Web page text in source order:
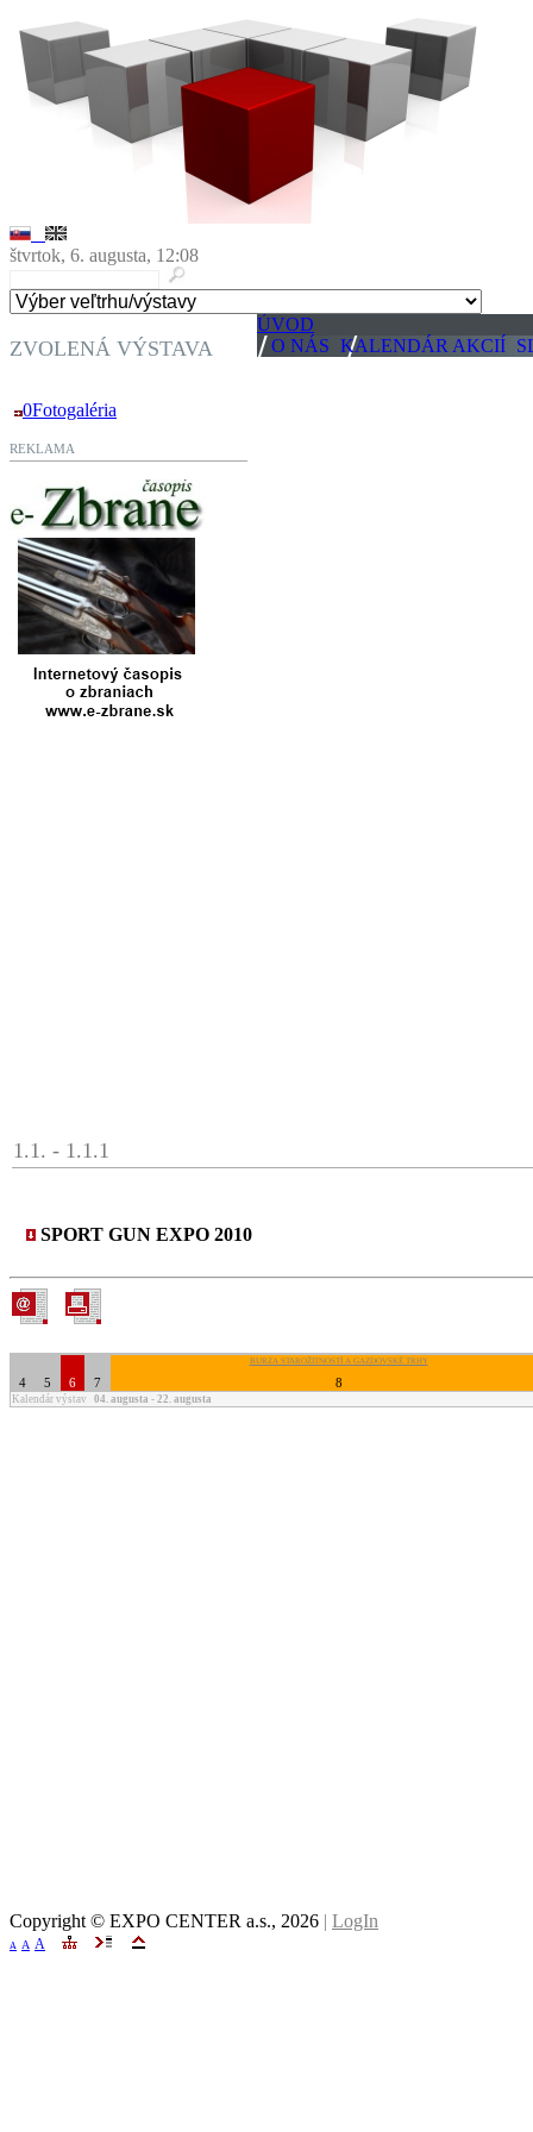
štvrtok, 6. augusta, 12:08
ÚVOD
O NÁS KALENDÁR AKCIÍ
ZVOLENÁ VÝSTAVA
0Fotogaléria
REKLAMA
1.1. - 1.1.1
SPORT GUN EXPO 2010
4 5 6 7
BURZA STAROŽITNOSTÍ A GAZDOVSKÉ TRHY
8
Kalendár výstav 04. augusta - 22. augusta
Copyright © EXPO CENTER a.s., 2026 | LogIn
A A A